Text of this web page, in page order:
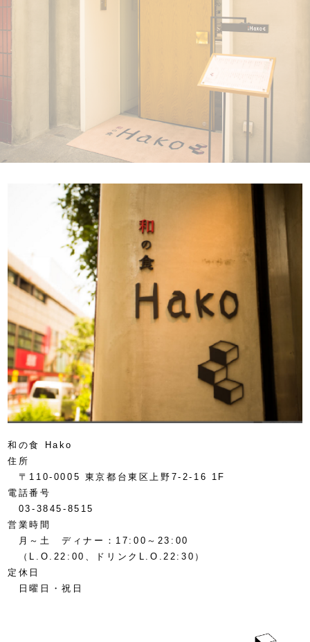
和の食 Hako
住所
〒110-0005 東京都台東区上野7-2-16 1F
電話番号
03-3845-8515
営業時間
月～土 ディナー：17:00～23:00
（L.O.22:00、ドリンクL.O.22:30）
定休日
日曜日・祝日